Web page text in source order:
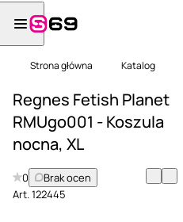
Strona główna Katalog
Regnes Fetish Planet
RMUgo001 - Koszula
nocna, XL
0
Brak ocen
Art.122445